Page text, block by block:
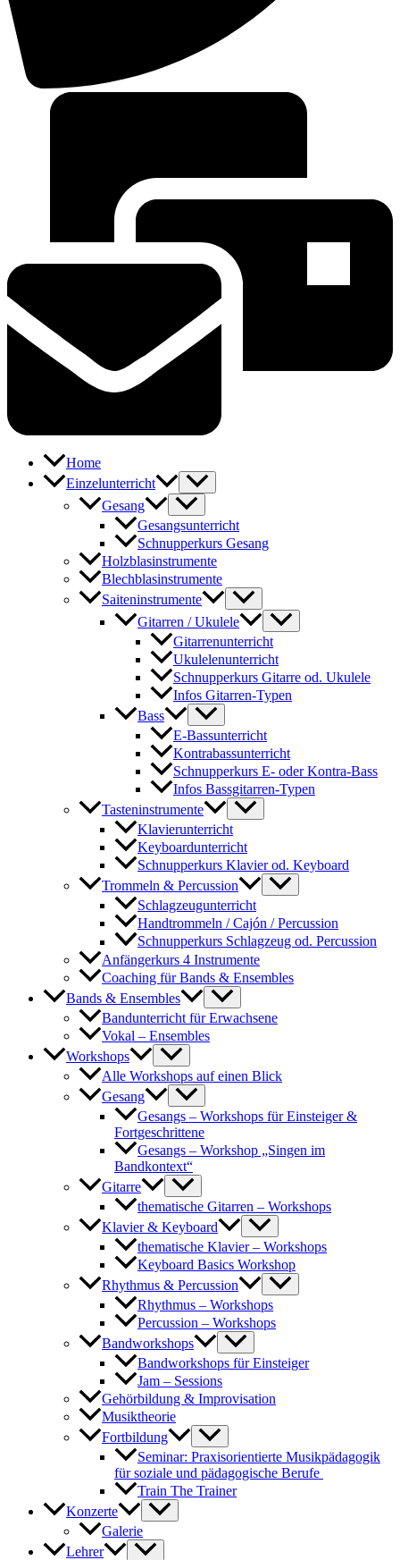
Home
Einzelunterricht
Gesang
Gesangsunterricht
Schnupperkurs Gesang
Holzblasinstrumente
Blechblasinstrumente
Saiteninstrumente
Gitarren / Ukulele
Gitarrenunterricht
Ukulelenunterricht
Schnupperkurs Gitarre od. Ukulele
Infos Gitarren-Typen
Bass
E-Bassunterricht
Kontrabassunterricht
Schnupperkurs E- oder Kontra-Bass
Infos Bassgitarren-Typen
Tasteninstrumente
Klavierunterricht
Keyboardunterricht
Schnupperkurs Klavier od. Keyboard
Trommeln & Percussion
Schlagzeugunterricht
Handtrommeln / Cajón / Percussion
Schnupperkurs Schlagzeug od. Percussion
Anfängerkurs 4 Instrumente
Coaching für Bands & Ensembles
Bands & Ensembles
Bandunterricht für Erwachsene
Vokal – Ensembles
Workshops
Alle Workshops auf einen Blick
Gesang
Gesangs – Workshops für Einsteiger &
Fortgeschrittene
Gesangs – Workshop „Singen im
Bandkontext“
Gitarre
thematische Gitarren – Workshops
Klavier & Keyboard
thematische Klavier – Workshops
Keyboard Basics Workshop
Rhythmus & Percussion
Rhythmus – Workshops
Percussion – Workshops
Bandworkshops
Bandworkshops für Einsteiger
Jam – Sessions
Gehörbildung & Improvisation
Musiktheorie
Fortbildung
Seminar: Praxisorientierte Musikpädagogik
für soziale und pädagogische Berufe
Train The Trainer
Konzerte
Galerie
Lehrer